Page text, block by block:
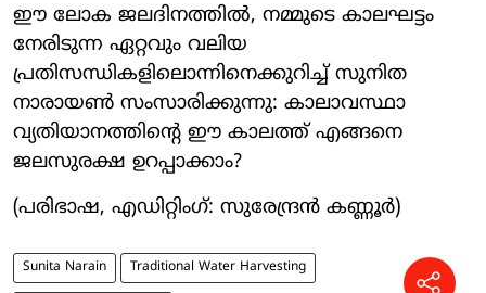
ഈ ലോക ജലദിനത്തിൽ, നമ്മുടെ കാലഘട്ടം
നേരിടുന്ന ഏറ്റവും വലിയ
പ്രതിസന്ധികളിലൊന്നിനെക്കുറിച്ച് സുനിത
നാരായൺ സംസാരിക്കുന്നു: കാലാവസ്ഥാ
വ്യതിയാനത്തിന്റെ ഈ കാലത്ത് എങ്ങനെ
ജലസുരക്ഷ ഉറപ്പാക്കാം?
(പരിഭാഷ, എഡിറ്റിംഗ്: സുരേന്ദ്രൻ കണ്ണൂർ)
Sunita Narain Traditional Water Harvesting